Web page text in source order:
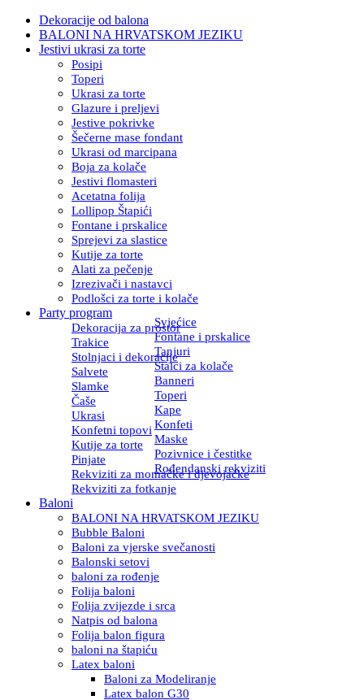
Dekoracije od balona
BALONI NA HRVATSKOM JEZIKU
Jestivi ukrasi za torte
Posipi
Toperi
Ukrasi za torte
Glazure i preljevi
Jestive pokrivke
Šečerne mase fondant
Ukrasi od marcipana
Boja za kolače
Jestivi flomasteri
Acetatna folija
Lollipop Štapići
Fontane i prskalice
Sprejevi za slastice
Kutije za torte
Alati za pečenje
Izrezivači i nastavci
Podlošci za torte i kolače
Party program
Dekoracija za prostor
Svjećice
Trakice
Fontane i prskalice
Stolnjaci i dekoracije
Tanjuri
Salvete
Stalci za kolače
Slamke
Banneri
Čaše
Toperi
Ukrasi
Kape
Konfetni topovi Konfeti
Kutije za torte
Maske
Pinjate
Pozivnice i čestitke
Rekviziti za momačke i djevojačke
Rođendanski rekviziti
Rekviziti za fotkanje
Baloni
BALONI NA HRVATSKOM JEZIKU
Bubble Baloni
Baloni za vjerske svečanosti
Balonski setovi
baloni za rođenje
Folija baloni
Folija zvijezde i srca
Natpis od balona
Folija balon figura
baloni na štapiću
Latex baloni
Baloni za Modeliranje
Latex balon G30